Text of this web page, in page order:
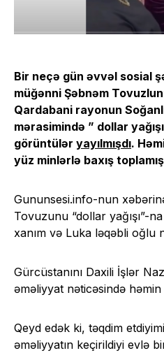
Bir neçə gün əvvəl sosial
müğənni Şəbnəm
Qardabani rayonun
mərasimində ” dollar
görüntülər yayılmışdı.
yüz minlərlə baxış
Gununsesi.info-nun
Tovuzunu “dollar yağışı”-
xanım və Luka ləqəbli oğlu
Gürcüstanını Daxili İşlər
əməliyyat nəticəsində həmin
Qeyd edək ki, təqdim
əməliyyatın keçirildiyi evlə